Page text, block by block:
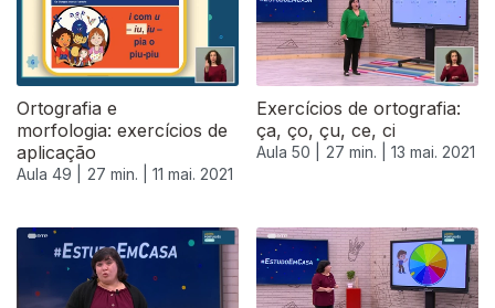
Ortografia e
morfologia: exercícios de
aplicação
Aula 49 | 27 min. | 11 mai. 2021
Exercícios de ortografia:
ça, ço, çu, ce, ci
Aula 50 | 27 min. | 13 mai. 2021